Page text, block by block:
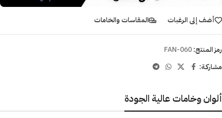
أضف إلى الرغبات المقاسات والخامات
رمز المنتج:FAN-060
مشاركـة:
ألوان وخامات عالية الجودة